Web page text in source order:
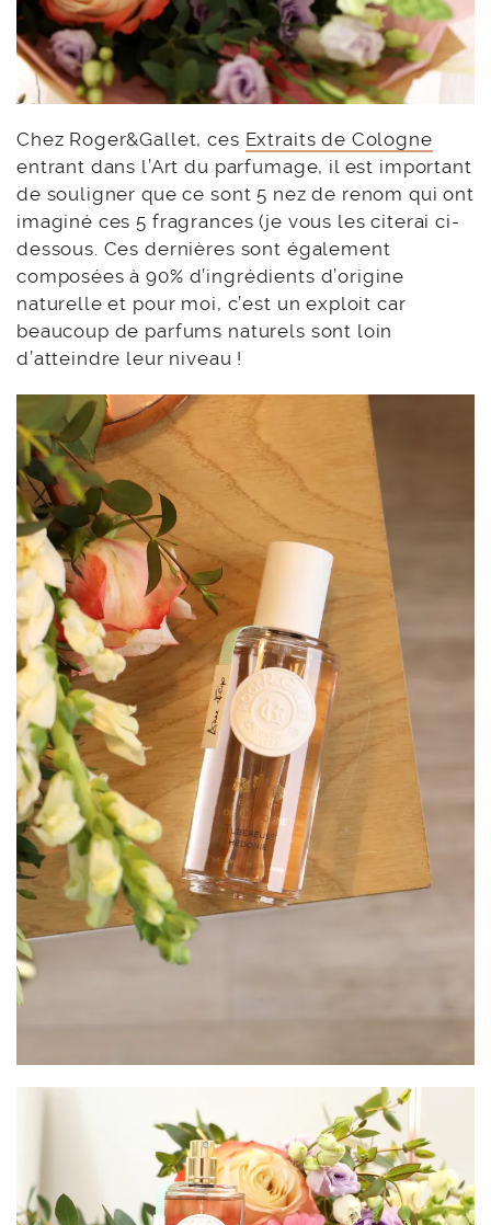
Chez Roger&Gallet, ces Extraits de Cologne
entrant dans l’Art du parfumage, il est important
de souligner que ce sont 5 nez de renom qui ont
imaginé ces 5 fragrances (je vous les citerai ci-
dessous. Ces dernières sont également
composées à 90% d’ingrédients d’origine
naturelle et pour moi, c’est un exploit car
beaucoup de parfums naturels sont loin
d’atteindre leur niveau !